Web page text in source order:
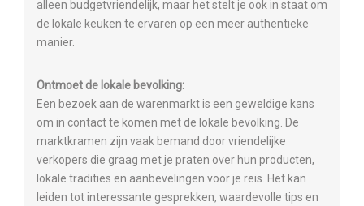
alleen budgetvriendelijk, maar het stelt je ook in staat om
de lokale keuken te ervaren op een meer authentieke
manier.
Ontmoet de lokale bevolking:
Een bezoek aan de warenmarkt is een geweldige kans
om in contact te komen met de lokale bevolking. De
marktkramen zijn vaak bemand door vriendelijke
verkopers die graag met je praten over hun producten,
lokale tradities en aanbevelingen voor je reis. Het kan
leiden tot interessante gesprekken, waardevolle tips en